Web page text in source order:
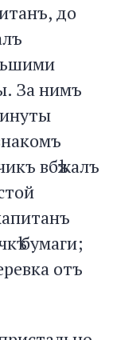
до
За нимъ
вбѣжалъ
бумаги;
отъ